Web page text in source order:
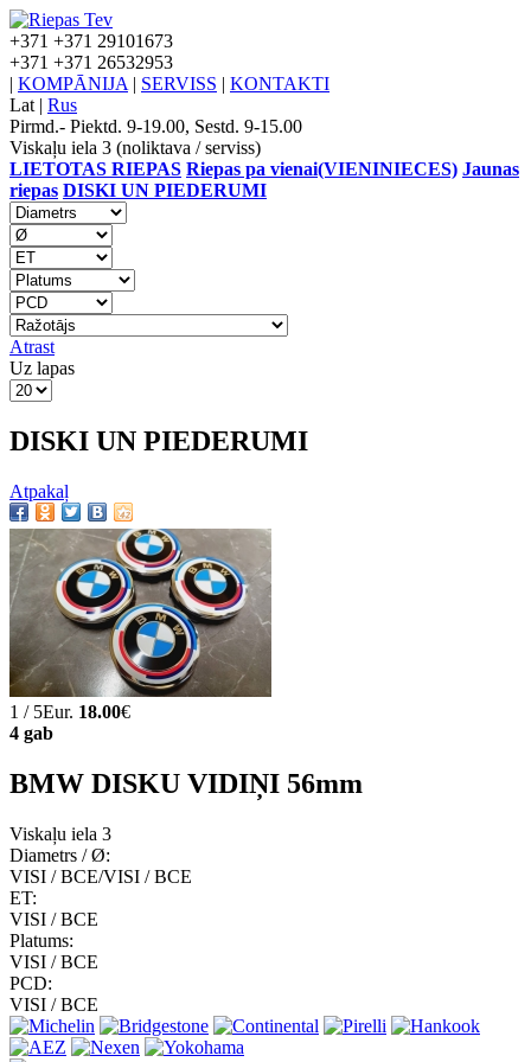
+371 +371 29101673
+371 +371 26532953
| KOMPĀNIJA | SERVISS | KONTAKTI
Lat | Rus
Pirmd.- Piektd. 9-19.00, Sestd. 9-15.00
Viskaļu iela 3 (noliktava / serviss)
LIETOTAS RIEPAS Riepas pa vienai(VIENINIECES) Jaunas
riepas DISKI UN PIEDERUMI
Atrast
Uz lapas
DISKI UN PIEDERUMI
Atpakaļ
1 / 5Eur. 18.00€
4 gab
BMW DISKU VIDIŅI 56mm
Viskaļu iela 3
Diametrs / Ø:
VISI / ВСЕ/VISI / ВСЕ
ET:
VISI / ВСЕ
Platums:
VISI / ВСЕ
PCD:
VISI / ВСЕ